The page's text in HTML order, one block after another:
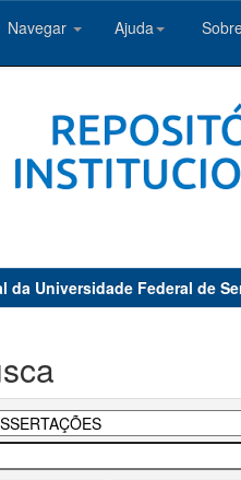
Navegar Ajuda
Universidade Federal de